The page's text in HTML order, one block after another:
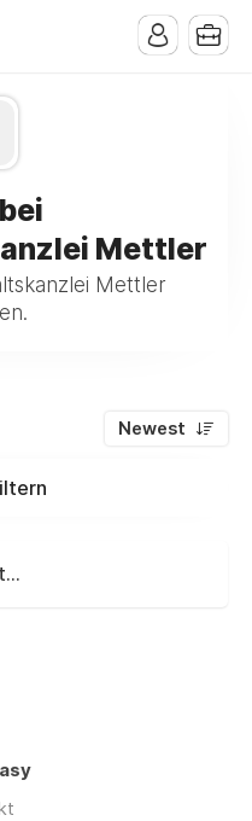
Mettler
Mettler
Newest